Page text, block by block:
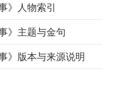
》人物索引
》主题与金句
》版本与来源说明